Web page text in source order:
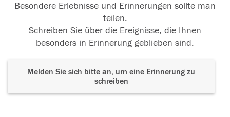
Besondere Erlebnisse und Erinnerungen sollte man
teilen.
Schreiben Sie über die Ereignisse, die Ihnen
besonders in Erinnerung geblieben sind.
Melden Sie sich bitte an, um eine Erinnerung zu
schreiben